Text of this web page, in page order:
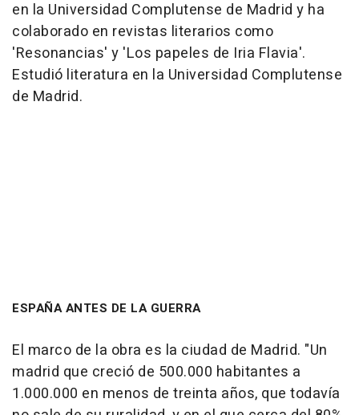
en la Universidad Complutense de Madrid y ha
colaborado en revistas literarios como
'Resonancias' y 'Los papeles de Iria Flavia'.
Estudió literatura en la Universidad Complutense
de Madrid.
ESPAÑA ANTES DE LA GUERRA
El marco de la obra es la ciudad de Madrid. "Un
madrid que creció de 500.000 habitantes a
1.000.000 en menos de treinta años, que todavía